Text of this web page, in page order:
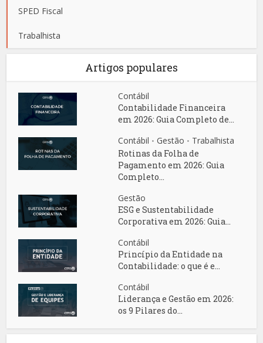
SPED Fiscal
Trabalhista
Artigos populares
Contábil
Contabilidade Financeira
em 2026: Guia Completo de...
Contábil • Gestão • Trabalhista
Rotinas da Folha de
Pagamento em 2026: Guia
Completo...
Gestão
ESG e Sustentabilidade
Corporativa em 2026: Guia...
Contábil
Princípio da Entidade na
Contabilidade: o que é e...
Contábil
Liderança e Gestão em 2026:
os 9 Pilares do...